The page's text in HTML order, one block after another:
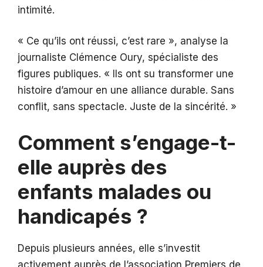
intimité.
« Ce qu’ils ont réussi, c’est rare », analyse la
journaliste Clémence Oury, spécialiste des
figures publiques. « Ils ont su transformer une
histoire d’amour en une alliance durable. Sans
conflit, sans spectacle. Juste de la sincérité. »
Comment s’engage-t-
elle auprès des
enfants malades ou
handicapés ?
Depuis plusieurs années, elle s’investit
activement auprès de l’association Premiers de